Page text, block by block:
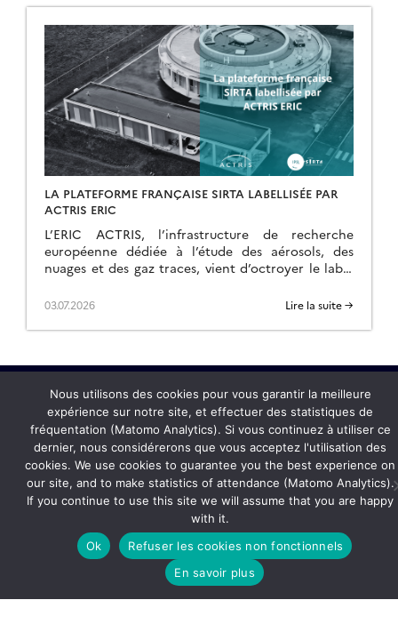
LA PLATEFORME FRANÇAISE SIRTA LABELLISÉE PAR
ACTRIS ERIC
L’ERIC ACTRIS, l’infrastructure de recherche
européenne dédiée à l’étude des aérosols, des
nuages et des gaz traces, vient d’octroyer le label
au site […]
03.07.2026 Lire la suite →
Actualités
Contact
CORE ACTRIS-FR
FAQ
Nous utilisons des cookies pour vous garantir la meilleure
expérience sur notre site, et effectuer des statistiques de
fréquentation (Matomo Analytics). Si vous continuez à utiliser ce
dernier, nous considérerons que vous acceptez l'utilisation des
cookies. We use cookies to guarantee you the best experience on
our site, and to make statistics of attendance (Matomo Analytics).
If you continue to use this site we will assume that you are happy
with it.
Ok
Refuser les cookies non fonctionnels
En savoir plus